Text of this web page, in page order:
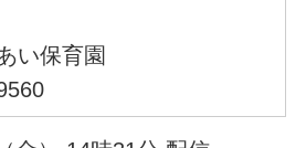
い保育園